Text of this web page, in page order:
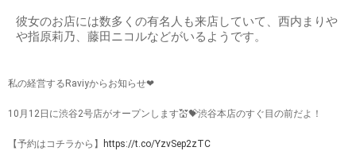
彼女のお店には数多くの有名人も来店していて、西内まりや
や指原莉乃、藤田ニコルなどがいるようです。
私の経営するRaviyからお知らせ❤︎
10月12日に渋谷2号店がオープンします💒💝渋谷本店のすぐ目の前だよ！
【予約はコチラから】 https://t.co/YzvSep2zTC